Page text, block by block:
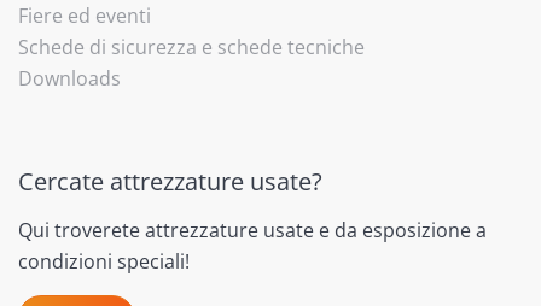
Fiere ed eventi
Schede di sicurezza e schede tecniche
Downloads
Cercate attrezzature usate?
Qui troverete attrezzature usate e da esposizione a
condizioni speciali!